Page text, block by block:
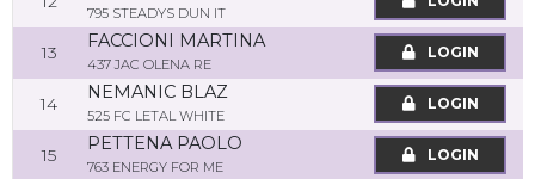
795 STEADYS DUN IT
13
FACCIONI MARTINA
437 JAC OLENA RE
LOGIN
14
NEMANIC BLAZ
525 FC LETAL WHITE
LOGIN
15
PETTENA PAOLO
763 ENERGY FOR ME
LOGIN